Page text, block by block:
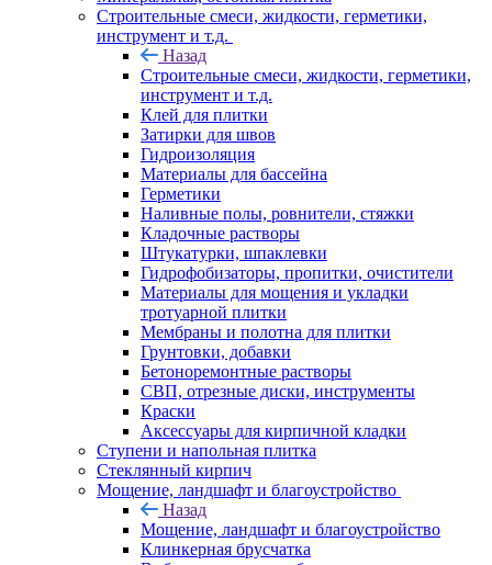
Строительные смеси, жидкости, герметики,
инструмент и т.д.
Назад
Строительные смеси, жидкости, герметики,
инструмент и т.д.
Клей для плитки
Затирки для швов
Гидроизоляция
Материалы для бассейна
Герметики
Наливные полы, ровнители, стяжки
Кладочные растворы
Штукатурки, шпаклевки
Гидрофобизаторы, пропитки, очистители
Материалы для мощения и укладки
тротуарной плитки
Мембраны и полотна для плитки
Грунтовки, добавки
Бетоноремонтные растворы
СВП, отрезные диски, инструменты
Краски
Аксессуары для кирпичной кладки
Ступени и напольная плитка
Cтеклянный кирпич
Мощение, ландшафт и благоустройство
Назад
Мощение, ландшафт и благоустройство
Клинкерная брусчатка